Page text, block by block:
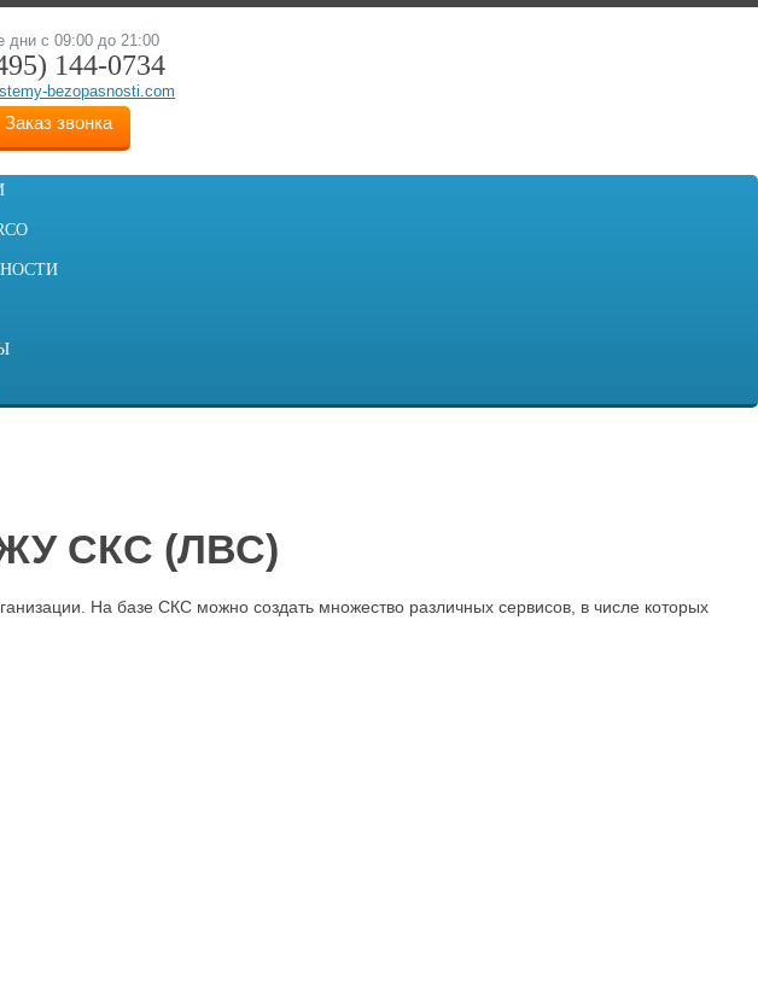
дни с 09:00 до 21:00
144-0734
bezopasnosti.com
Заказ звонка
СКС (ЛВС)
На базе СКС можно создать множество различных сервисов, в числе которых